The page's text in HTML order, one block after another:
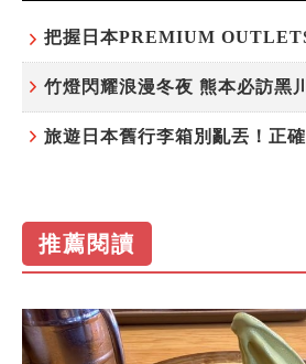
竹燈閃耀浪漫冬夜 熊本必訪黑
旅遊日本舊行李箱別亂丟！正
推薦閱讀